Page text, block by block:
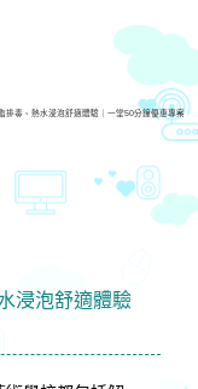
排毒、熱水浸泡舒適體驗｜一堂50分鐘優惠專案
浸泡舒適體驗